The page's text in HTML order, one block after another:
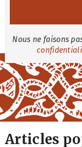
Nous ne faisons
Articles